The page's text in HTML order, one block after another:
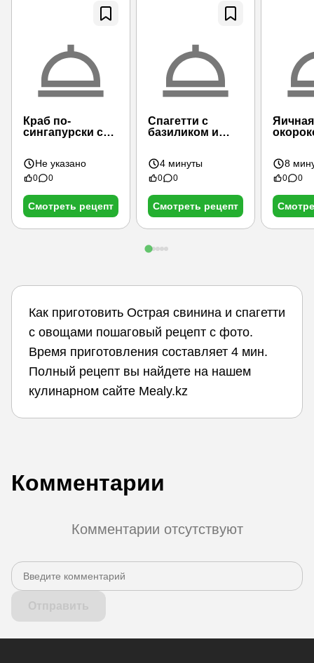
Краб по-
сингапурски с
Не указано
0 0
Смотреть рецепт
Спагетти с
базиликом и
4 минуты
0 0
Смотреть рецепт
8
0 0
Как приготовить Острая свинина и спагетти
с овощами пошаговый рецепт с фото.
Время приготовления составляет 4 мин.
Полный рецепт вы найдете на нашем
кулинарном сайте Mealy.kz
Комментарии
Комментарии отсутствуют